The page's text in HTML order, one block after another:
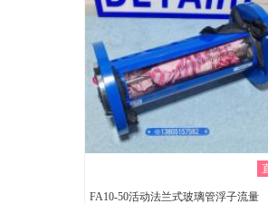
FA10-50活动法兰式玻璃管浮子流量